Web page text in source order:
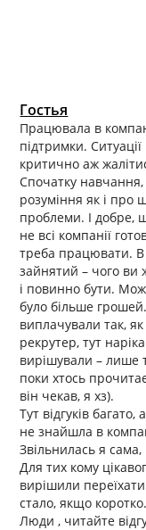
Гостья
Працювала в
підтримки.
критично аж
Спочатку навчання,
розуміння як і про
проблеми. І добре,
не всі компанії
треба працювати. В
зайнятий – чого ви
і повинно бути.
було більше
виплачували так,
рекрутер, тут
вирішували – лише
поки хтось
він чекав, я хз).
Тут відгуків
не знайшла в
Звільнилась я
Для тих кому
вирішили
стало, якщо коротко.
Люди , читайте